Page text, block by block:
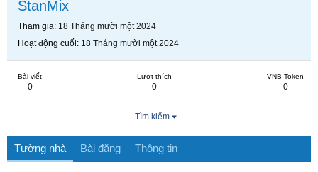
StanMix
Tham gia 18 Tháng mười một 2024
Hoạt động cuối 18 Tháng mười một 2024
Bài viết
0
Lượt thích
0
VNB Token
0
Tìm kiếm
Tường nhà Bài đăng Thông tin